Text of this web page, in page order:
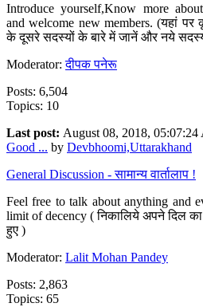
Introduce yourself,Know more
and welcome new members. (यहां पर
के दूसरे सदस्यों के बारे में जानें और नये
Moderator:दीपक पनेरू
Posts: 6,504
Topics: 10
Last post: August 08, 2018, 05:07:24
Good ... by Devbhoomi,Uttarakhand
General Discussion - सामान्य वार्तालाप !
Feel free to talk about anything and
limit of decency ( निकालिये अपने दिल का
हुए )
Moderator: Lalit Mohan Pandey
Posts: 2,863
Topics: 65